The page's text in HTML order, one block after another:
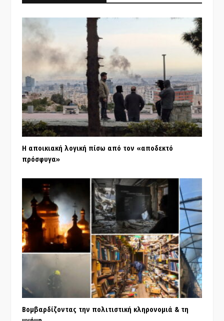
Η αποικιακή λογική πίσω από τον «αποδεκτό
πρόσφυγα»
Βομβαρδίζοντας την πολιτιστική κληρονομιά & τη